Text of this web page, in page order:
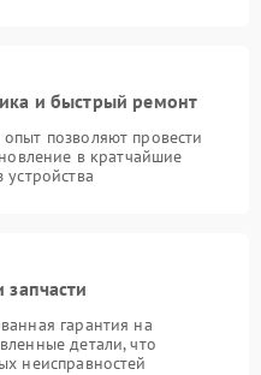
и быстрый ремонт
позволяют провести
в кратчайшие
запчасти
гарантия на
детали, что
неисправностей